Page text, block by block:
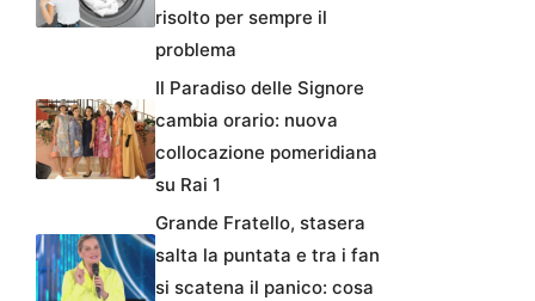
risolto per sempre il
problema
Il Paradiso delle Signore
cambia orario: nuova
collocazione pomeridiana
su Rai 1
Grande Fratello, stasera
salta la puntata e tra i fan
si scatena il panico: cosa